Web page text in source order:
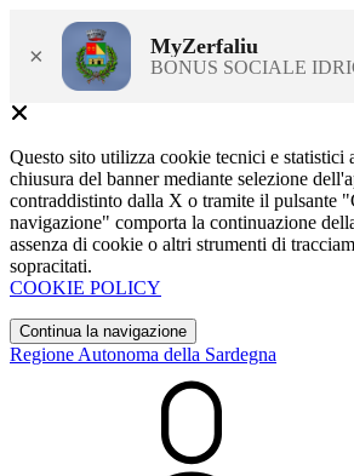
× MyZerfaliu
BONUS SOCIALE
Questo sito utilizza cookie tecnici e statistici
chiusura del banner mediante selezione
contraddistinto dalla X o tramite il pulsante
navigazione" comporta la continuazione
assenza di cookie o altri strumenti di
sopracitati.
COOKIE POLICY
Continua la navigazione
Regione Autonoma della Sardegna